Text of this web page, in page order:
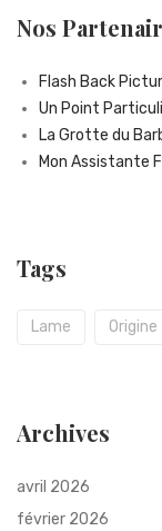
Nos
Flash Back
Un Point
La Grotte du
Mon Assistante
Tags
Lame Origine
Archives
avril 2026
février 2026